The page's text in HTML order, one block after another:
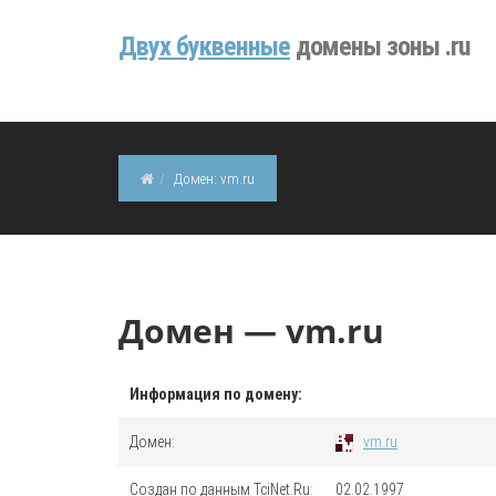
Двуx буквенные домены зоны .ru
Домен: vm.ru
Домен — vm.ru
Информация по домену:
Домен: vm.ru
Создан по данным TciNet.Ru: 02.02.1997